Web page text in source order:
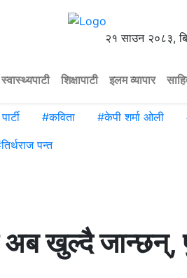
२१ साउन २०८३,
स्वास्थ्यपाटी शिक्षापाटी इलम व्यापार
#कविता #केपी शर्मा ओली
तिर्थराज पन्त
अब खुल्दै जान्छन्,